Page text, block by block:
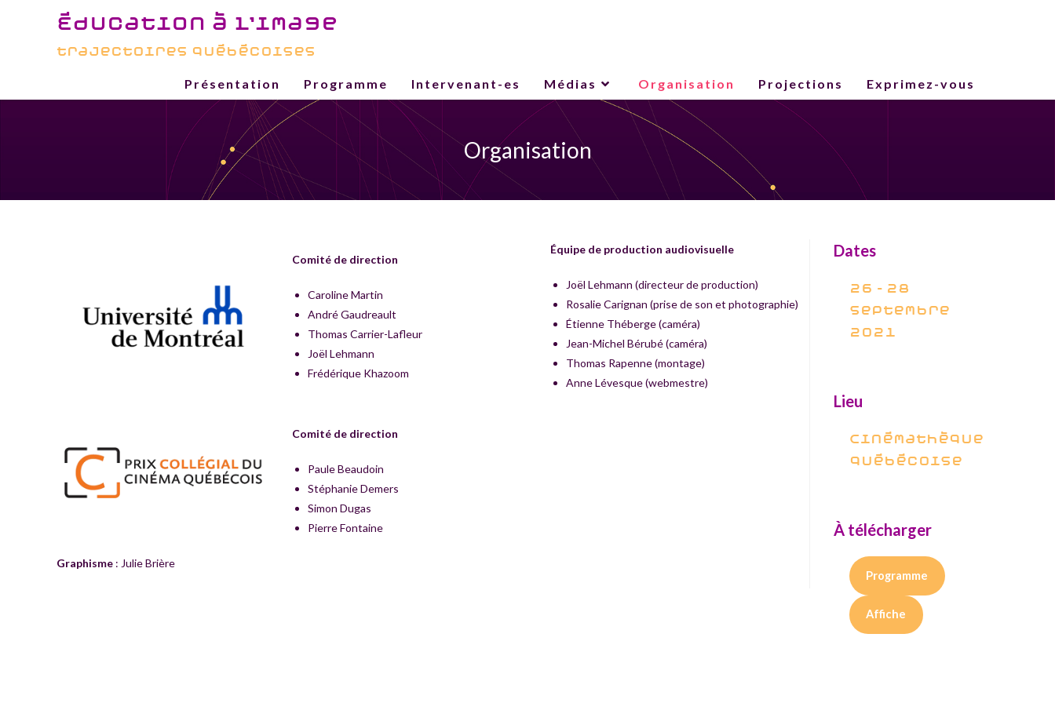
Éducation à l'image
trajectoires québécoises
Présentation Programme Intervenant-es Médias Organisation Projections Exprimez-vous
Organisation
Comité de direction
Caroline Martin
André Gaudreault
Thomas Carrier-Lafleur
Joël Lehmann
Frédérique Khazoom
Équipe de production audiovisuelle
Joël Lehmann (directeur de production)
Rosalie Carignan (prise de son et photographie)
Étienne Théberge (caméra)
Jean-Michel Bérubé (caméra)
Thomas Rapenne (montage)
Anne Lévesque (webmestre)
Comité de direction
Paule Beaudoin
Stéphanie Demers
Simon Dugas
Pierre Fontaine
Graphisme : Julie Brière
Dates
26 - 28
septembre
2021
Lieu
Cinémathèque
québécoise
À télécharger
Programme
Affiche